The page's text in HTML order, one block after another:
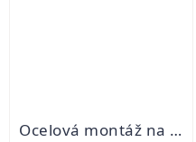
Ocelová montáž na CZ557 pro zaměřovač Thunder